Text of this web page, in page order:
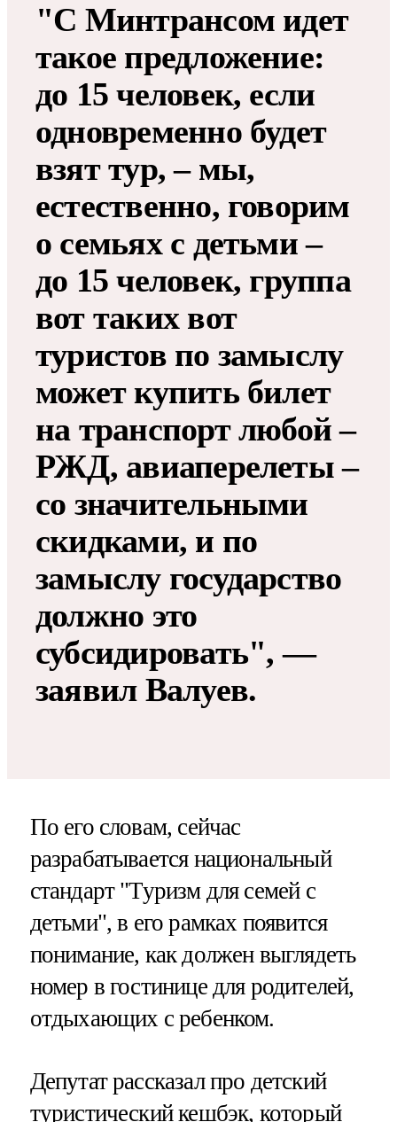
"С Минтрансом идет
такое предложение:
до 15 человек, если
одновременно будет
взят тур, – мы,
естественно, говорим
о семьях с детьми –
до 15 человек, группа
вот таких вот
туристов по замыслу
может купить билет
на транспорт любой –
РЖД, авиаперелеты –
со значительными
скидками, и по
замыслу государство
должно это
субсидировать", —
заявил Валуев.
По его словам, сейчас
разрабатывается национальный
стандарт "Туризм для семей с
детьми", в его рамках появится
понимание, как должен выглядеть
номер в гостинице для родителей,
отдыхающих с ребенком.
Депутат рассказал про детский
туристический кешбэк, который